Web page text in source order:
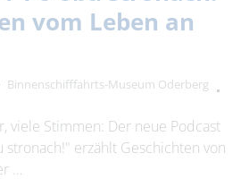
vom Leben an
Binnenschifffahrts-Museum Oderberg
viele Stimmen: Der neue Podcast
stronach!" erzählt Geschichten von
…